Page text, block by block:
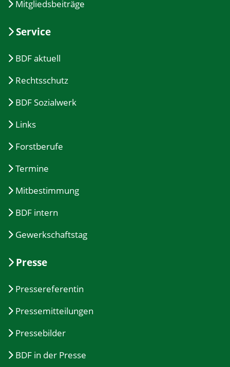
Mitgliedsbeiträge
Service
BDF aktuell
Rechtsschutz
BDF Sozialwerk
Links
Forstberufe
Termine
Mitbestimmung
BDF intern
Gewerkschaftstag
Presse
Pressereferentin
Pressemitteilungen
Pressebilder
BDF in der Presse